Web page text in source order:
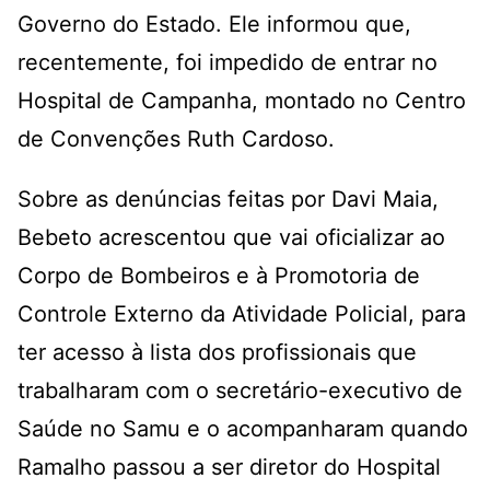
Governo do Estado. Ele informou que,
recentemente, foi impedido de entrar no
Hospital de Campanha, montado no Centro
de Convenções Ruth Cardoso.
Sobre as denúncias feitas por Davi Maia,
Bebeto acrescentou que vai oficializar ao
Corpo de Bombeiros e à Promotoria de
Controle Externo da Atividade Policial, para
ter acesso à lista dos profissionais que
trabalharam com o secretário-executivo de
Saúde no Samu e o acompanharam quando
Ramalho passou a ser diretor do Hospital